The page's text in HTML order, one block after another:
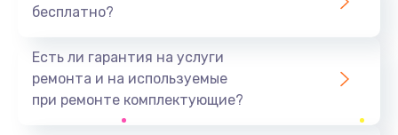
от 990 руб.
Заказать
бесплатно?
Есть ли гарантия на услуги
ремонта и на используемые
при ремонте комплектующие?